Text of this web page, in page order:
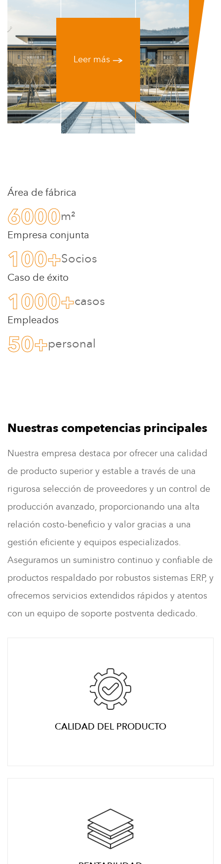
Leer más
Área de fábrica
6000m²
Empresa conjunta
100+Socios
Caso de éxito
1000+casos
Empleados
50+personal
Nuestras competencias principales
Nuestra empresa destaca por ofrecer una calidad
de producto superior y estable a través de una
rigurosa selección de proveedores y un control de
producción avanzado, proporcionando una alta
relación costo-beneficio y valor gracias a una
gestión eficiente y equipos especializados.
Aseguramos un suministro continuo y confiable de
productos respaldado por robustos sistemas ERP, y
ofrecemos servicios extendidos rápidos y atentos
con un equipo de soporte postventa dedicado.
CALIDAD DEL PRODUCTO